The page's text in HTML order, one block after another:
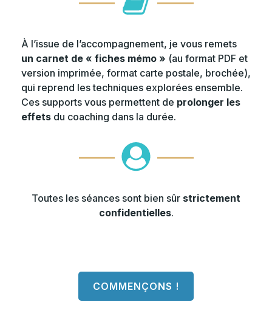
À l’issue de l’accompagnement, je vous remets
un carnet de « fiches mémo » (au format PDF et
version imprimée, format carte postale, brochée),
qui reprend les techniques explorées ensemble.
Ces supports vous permettent de prolonger les
effets du coaching dans la durée.
Toutes les séances sont bien sûr strictement
confidentielles.
COMMENÇONS !